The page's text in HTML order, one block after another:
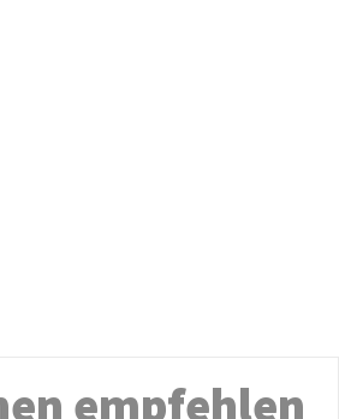
empfehlen